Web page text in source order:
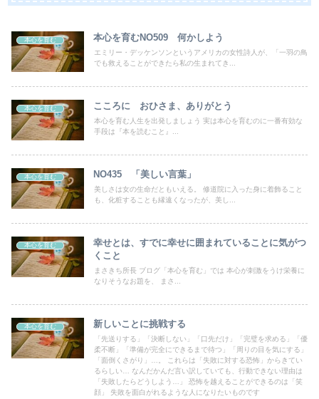
本心を育む 本心を育むNO509 何かしよう
エミリー・デッケンソンというアメリカの女性詩人が、「一羽の鳥
でも救えることができたら私の生まれてき...
本心を育む こころに おひさま、ありがとう
本心を育む人生を出発しましょう 実は本心を育むのに一番有効な
手段は『本を読むこと』...
本心を育む NO435 「美しい言葉」
美しさは女の生命だともいえる。 修道院に入った身に着飾ること
も、化粧することも縁遠くなったが、美し...
本心を育む
幸せとは、すでに幸せに囲まれていることに気がつ
くこと
まさきち所長 ブログ「本心を育む」では 本心が刺激をうけ栄養に
なりそうなお題を、 まさ...
本心を育む 新しいことに挑戦する
「先送りする」「決断しない」「口先だけ」「完璧を求める」「優
柔不断」「準備が完全にできるまで待つ」「周りの目を気にする」
「面倒くさがり」…。 これらは「失敗に対する恐怖」からきてい
るらしい… なんだかんだ言い訳していても、行動できない理由は
「失敗したらどうしよう…」 恐怖を越えることができるのは「笑
顔」 失敗を面白がれるような人になりたいものです